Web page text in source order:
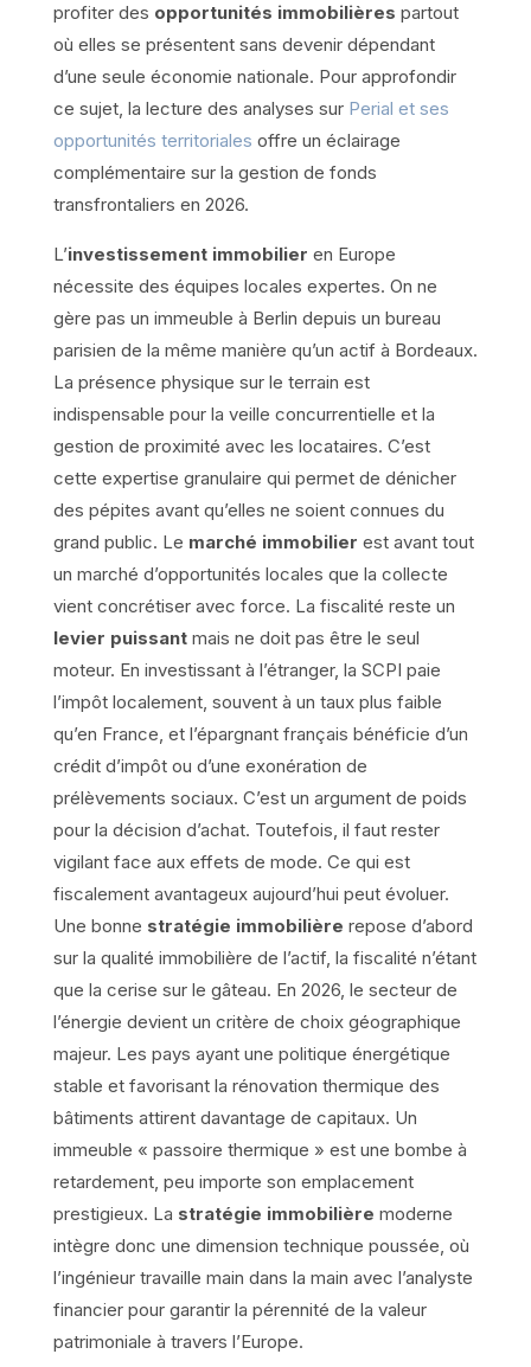
profiter des opportunités immobilières partout
où elles se présentent sans devenir dépendant
d’une seule économie nationale. Pour approfondir
ce sujet, la lecture des analyses sur Perial et ses
opportunités territoriales offre un éclairage
complémentaire sur la gestion de fonds
transfrontaliers en 2026.
L’investissement immobilier en Europe
nécessite des équipes locales expertes. On ne
gère pas un immeuble à Berlin depuis un bureau
parisien de la même manière qu’un actif à Bordeaux.
La présence physique sur le terrain est
indispensable pour la veille concurrentielle et la
gestion de proximité avec les locataires. C’est
cette expertise granulaire qui permet de dénicher
des pépites avant qu’elles ne soient connues du
grand public. Le marché immobilier est avant tout
un marché d’opportunités locales que la collecte
vient concrétiser avec force. La fiscalité reste un
levier puissantmais ne doit pas être le seul
moteur. En investissant à l’étranger, la SCPI paie
l’impôt localement, souvent à un taux plus faible
qu’en France, et l’épargnant français bénéficie d’un
crédit d’impôt ou d’une exonération de
prélèvements sociaux. C’est un argument de poids
pour la décision d’achat. Toutefois, il faut rester
vigilant face aux effets de mode. Ce qui est
fiscalement avantageux aujourd’hui peut évoluer.
Une bonne stratégie immobilière repose d’abord
sur la qualité immobilière de l’actif, la fiscalité n’étant
que la cerise sur le gâteau. En 2026, le secteur de
l’énergie devient un critère de choix géographique
majeur. Les pays ayant une politique énergétique
stable et favorisant la rénovation thermique des
bâtiments attirent davantage de capitaux. Un
immeuble « passoire thermique » est une bombe à
retardement, peu importe son emplacement
prestigieux. La stratégie immobilière moderne
intègre donc une dimension technique poussée, où
l’ingénieur travaille main dans la main avec l’analyste
financier pour garantir la pérennité de la valeur
patrimoniale à travers l’Europe.